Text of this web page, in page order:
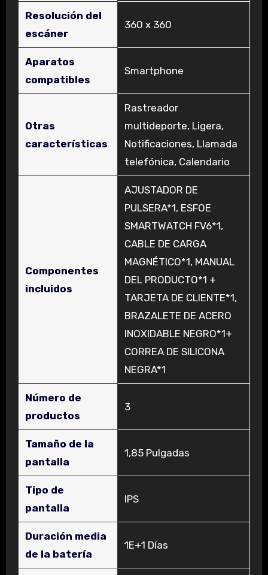
Resolución del
escáner
‎360 x 360
Aparatos
compatibles
‎Smartphone
Otras
características
‎Rastreador
multideporte, Ligera,
Notificaciones, Llamada
telefónica, Calendario
Componentes
incluidos
‎AJUSTADOR DE
PULSERA*1, ESFOE
SMARTWATCH FV6*1,
CABLE DE CARGA
MAGNÉTICO*1, MANUAL
DEL PRODUCTO*1 +
TARJETA DE CLIENTE*1,
BRAZALETE DE ACERO
INOXIDABLE NEGRO*1+
CORREA DE SILICONA
NEGRA*1
Número de
productos
‎3
Tamaño de la
pantalla
‎1,85 Pulgadas
Tipo de
pantalla
‎IPS
Duración media
de la batería
‎1E+1 Días